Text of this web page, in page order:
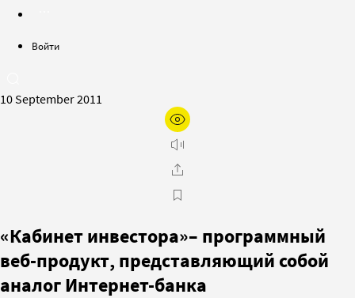
Войти
10 September 2011
«Кабинет инвестора»– программный
веб-продукт, представляющий собой
аналог Интернет-банка